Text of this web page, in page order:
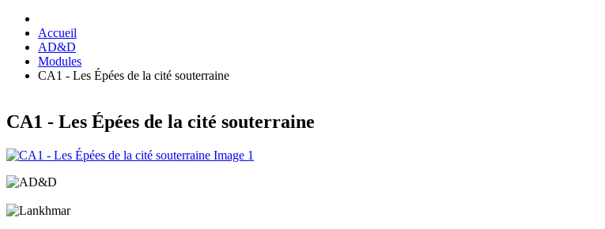
Accueil
AD&D
Modules
CA1 - Les Épées de la cité souterraine
CA1 - Les Épées de la cité souterraine